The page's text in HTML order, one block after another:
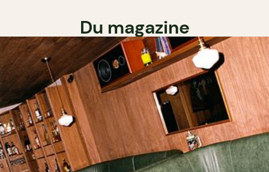
Du magazine